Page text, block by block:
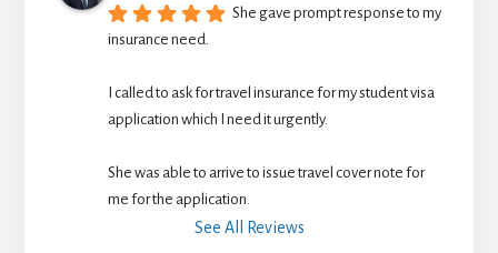
She gave prompt response to my
insurance need.
I called to ask for travel insurance for my student visa
application which I need it urgently.
She was able to arrive to issue travel cover note for
me for the application.
See All Reviews